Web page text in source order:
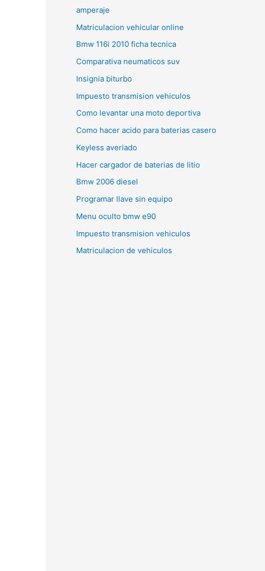
amperaje
Matriculacion vehicular online
Bmw 116i 2010 ficha tecnica
Comparativa neumaticos suv
Insignia biturbo
Impuesto transmision vehiculos
Como levantar una moto deportiva
Como hacer acido para baterias casero
Keyless averiado
Hacer cargador de baterias de litio
Bmw 2006 diesel
Programar llave sin equipo
Menu oculto bmw e90
Impuesto transmision vehiculos
Matriculacion de vehiculos